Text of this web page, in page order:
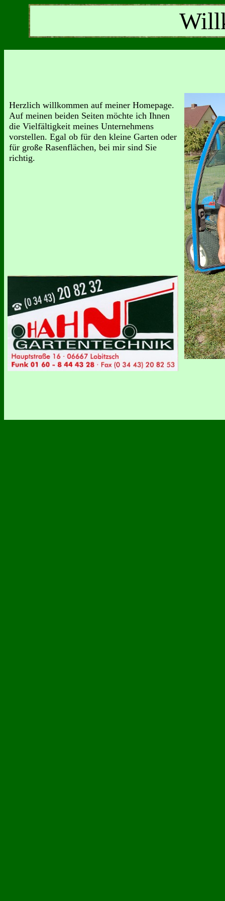
Herzlich willkommen auf meiner Homepage.
Auf meinen beiden Seiten möchte ich Ihnen
die Vielfältigkeit meines Unternehmens
vorstellen. Egal ob für den kleine Garten oder
für große Rasenflächen, bei mir sind Sie
richtig.